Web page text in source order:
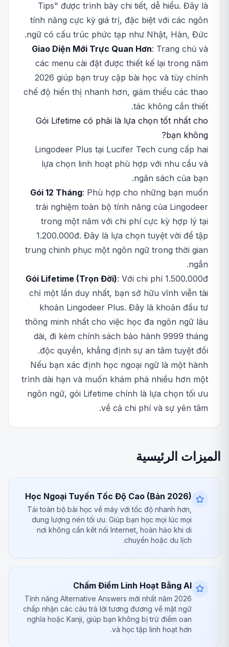
Tips" được trình bày chi tiết, dễ hiểu. Đây là
tính năng cực kỳ giá trị, đặc biệt với các ngôn
ngữ có cấu trúc phức tạp như Nhật, Hàn, Đức.
Giao Diện Mới Trực Quan Hơn: Trang chủ và
các menu cài đặt được thiết kế lại trong năm
2026 giúp bạn truy cập bài học và tùy chỉnh
chế độ hiển thị nhanh hơn, giảm thiểu các thao
tác không cần thiết.
Gói Lifetime có phải là lựa chọn tốt nhất cho
bạn không?
Lingodeer Plus tại Lucifer Tech cung cấp hai
lựa chọn linh hoạt phù hợp với nhu cầu và
ngân sách của bạn.
Gói 12 Tháng: Phù hợp cho những bạn muốn
trải nghiệm toàn bộ tính năng của Lingodeer
trong một năm với chi phí cực kỳ hợp lý tại
1.200.000đ. Đây là lựa chọn tuyệt vời để tập
trung chinh phục một ngôn ngữ trong thời gian
ngắn.
Gói Lifetime (Trọn Đời): Với chi phí 1.500.000đ
chỉ một lần duy nhất, bạn sở hữu vĩnh viễn tài
khoản Lingodeer Plus. Đây là khoản đầu tư
thông minh nhất cho việc học đa ngôn ngữ lâu
dài, đi kèm chính sách bảo hành 9999 tháng
độc quyền, khẳng định sự an tâm tuyệt đối.
Nếu bạn xác định học ngoại ngữ là một hành
trình dài hạn và muốn khám phá nhiều hơn một
ngôn ngữ, gói Lifetime chính là lựa chọn tối ưu
về cả chi phí và sự yên tâm.
الميزات الرئيسية
Học Ngoại Tuyến Tốc Độ Cao (Bản 2026)
Tải toàn bộ bài học về máy với tốc độ nhanh hơn,
dung lượng nén tối ưu. Giúp bạn học mọi lúc mọi
nơi không cần kết nối Internet, hoàn hảo khi di
chuyển hoặc du lịch.
Chấm Điểm Linh Hoạt Bằng AI
Tính năng Alternative Answers mới nhất năm 2026
chấp nhận các câu trả lời tương đương về mặt ngữ
nghĩa hoặc Kanji, giúp bạn không bị trừ điểm oan
và học tập linh hoạt hơn.